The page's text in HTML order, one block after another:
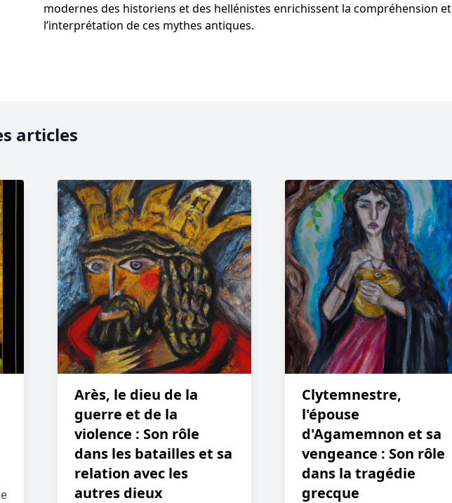
modernes des historiens et des hellénistes enrichissent la compréhension et
l’interprétation de ces mythes antiques.
articles
Arès, le dieu de la
guerre et de la
violence : Son rôle
dans les batailles et sa
relation avec les
autres dieux
Clytemnestre,
l'épouse
d'Agamemnon et sa
vengeance : Son rôle
dans la tragédie
grecque